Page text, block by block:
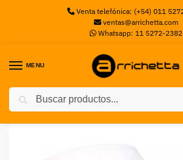
Venta telefónica: (+54) 011
ventas@arrichetta.com
Whatsapp: 11 5272-2382
MENU
Inicio Access Point / TP-Link Extensor de Rango Universal TL-WA850RE, Inalámbrico,